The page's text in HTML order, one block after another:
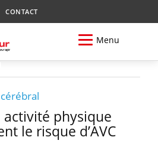
CONTACT
Menu
physique
le risque d’AVC